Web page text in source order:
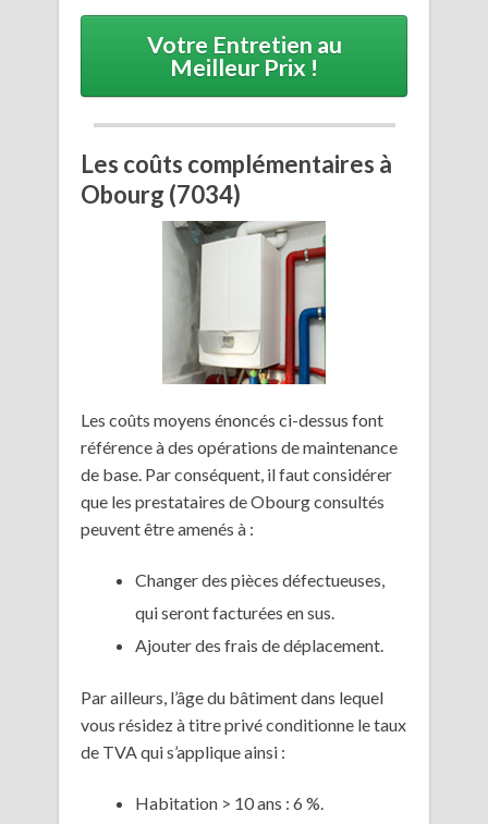
Votre Entretien au
Meilleur Prix !
Les coûts complémentaires à
Obourg (7034)
Les coûts moyens énoncés ci-dessus font
référence à des opérations de maintenance
de base. Par conséquent, il faut considérer
que les prestataires de Obourg consultés
peuvent être amenés à :
Changer des pièces défectueuses,
qui seront facturées en sus.
Ajouter des frais de déplacement.
Par ailleurs, l’âge du bâtiment dans lequel
vous résidez à titre privé conditionne le taux
de TVA qui s’applique ainsi :
Habitation > 10 ans : 6 %.